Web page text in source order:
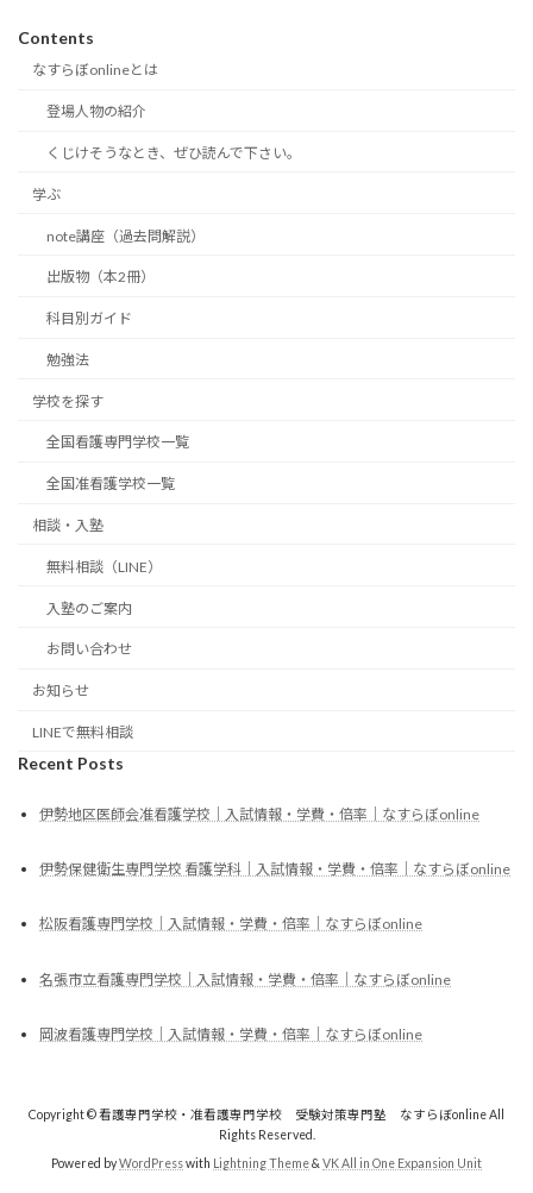
Contents
なすらぼonlineとは
登場人物の紹介
くじけそうなとき、ぜひ読んで下さい。
学ぶ
note講座（過去問解説）
出版物（本2冊）
科目別ガイド
勉強法
学校を探す
全国看護専門学校一覧
全国准看護学校一覧
相談・入塾
無料相談（LINE）
入塾のご案内
お問い合わせ
お知らせ
LINEで無料相談
Recent Posts
伊勢地区医師会准看護学校｜入試情報・学費・倍率｜なすらぼonline
伊勢保健衛生専門学校 看護学科｜入試情報・学費・倍率｜なすらぼonline
松阪看護専門学校｜入試情報・学費・倍率｜なすらぼonline
名張市立看護専門学校｜入試情報・学費・倍率｜なすらぼonline
岡波看護専門学校｜入試情報・学費・倍率｜なすらぼonline
Copyright © 看護専門学校・准看護専門学校 受験対策専門塾 なすらぼonline All
Rights Reserved.
Powered byWordPresswith Lightning Theme& VK All in One Expansion Unit